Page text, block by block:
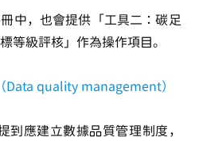
中，也會提供「工具二：碳足
等級評核」作為操作項目。
Data quality management）
到應建立數據品質管理制度，